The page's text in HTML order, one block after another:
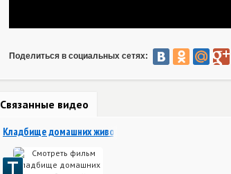
Поделиться в социальных сетях:
Связанные видео
Кладбище домашних животных 2